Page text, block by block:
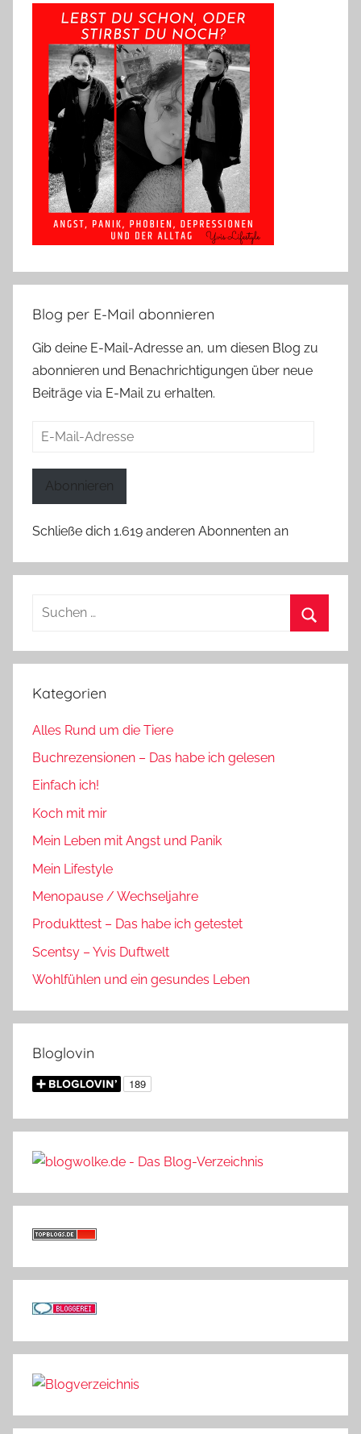
Blog per E-Mail abonnieren
Gib deine E-Mail-Adresse an, um diesen Blog zu
abonnieren und Benachrichtigungen über neue
Beiträge via E-Mail zu erhalten.
E-
Abonnieren
Schließe dich 1.619 anderen Abonnenten an
Suchen
Kategorien
Alles Rund um die Tiere
Buchrezensionen – Das habe ich gelesen
Einfach ich!
Koch mit mir
Mein Leben mit Angst und Panik
Mein Lifestyle
Menopause / Wechseljahre
Produkttest – Das habe ich getestet
Scentsy – Yvis Duftwelt
Wohlfühlen und ein gesundes Leben
Bloglovin